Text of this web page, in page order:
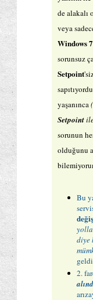
de alakalı
veya
Windows 7
sorunsuz
Setpoint
yaşanınca
Setpoint
sorunun
olduğunu
Bu
diye
geldi
2.